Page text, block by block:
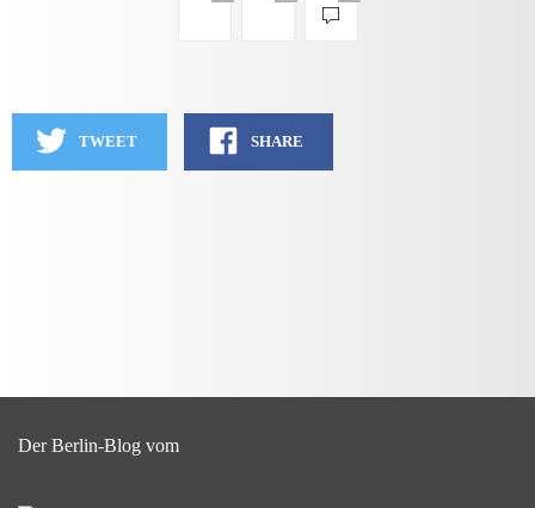
TWEET SHARE
Der Berlin-Blog vom